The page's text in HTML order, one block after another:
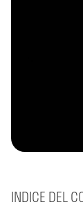
INDICE DEL